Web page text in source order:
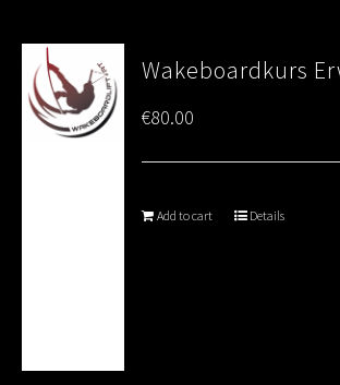
Wakeboardkurs
€80.00
Add to cart Details